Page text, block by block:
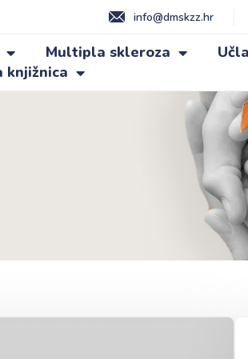
info@dmskzz.hr
Multipla skleroza
knjižnica